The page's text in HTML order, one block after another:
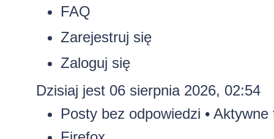
FAQ
Zarejestruj się
Zaloguj się
Dzisiaj jest 06 sierpnia 2026, 02:54
Posty bez odpowiedzi • Aktywne